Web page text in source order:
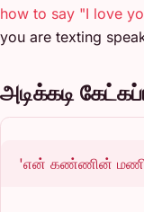
how to say "I love
you are texting
அடிக்கடி
'என் கண்ணின்